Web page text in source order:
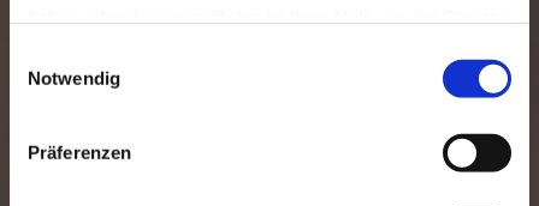
Notwendig
Präferenzen